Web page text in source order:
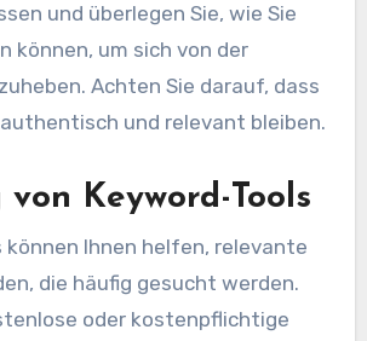
und überlegen Sie, wie Sie
können, um sich von der
Achten Sie darauf, dass
und relevant bleiben.
Keyword-Tools
können Ihnen helfen, relevante
die häufig gesucht werden.
oder kostenpflichtige